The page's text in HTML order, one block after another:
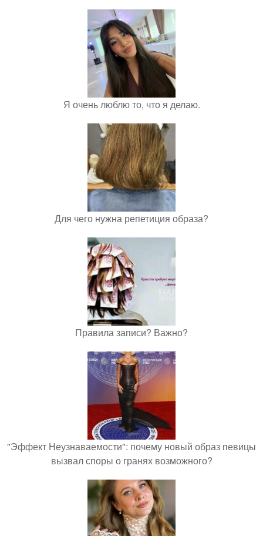
Я очень люблю то, что я делаю.
Для чего нужна репетиция образа?
Правила записи? Важно?
"Эффект Неузнаваемости": почему новый образ певицы
вызвал споры о гранях возможного?